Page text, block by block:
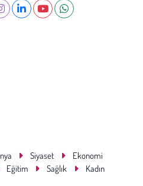
Siyaset
Ekonomi
Eğitim Sağlık
Kadın